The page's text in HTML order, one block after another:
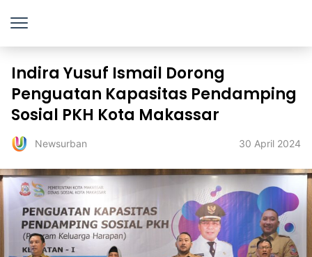
Indira Yusuf Ismail Dorong
Penguatan Kapasitas Pendamping
Sosial PKH Kota Makassar
Newsurban 30 April 2024